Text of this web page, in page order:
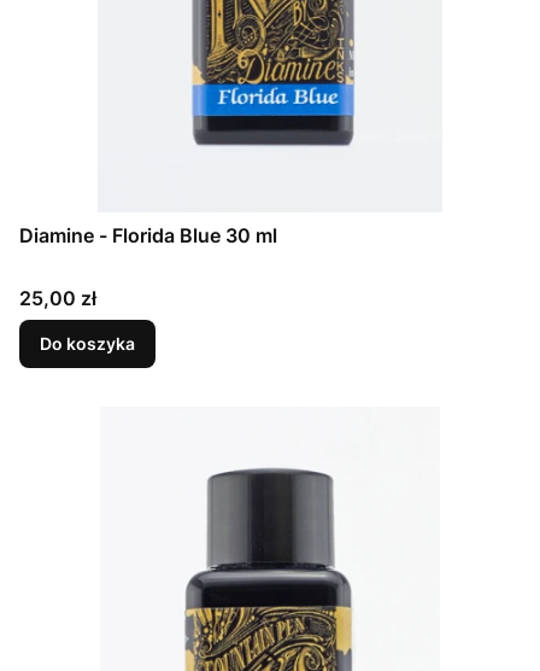
Diamine - Florida Blue 30 ml
Cena
25,00 zł
Do koszyka